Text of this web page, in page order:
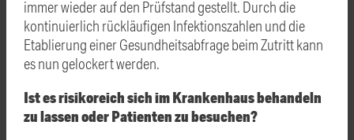
immer wieder auf den Prüfstand gestellt. Durch die
kontinuierlich rückläufigen Infektionszahlen und die
Etablierung einer Gesundheitsabfrage beim Zutritt kann
es nun gelockert werden.
Ist es risikoreich sich im Krankenhaus behandeln
zu lassen oder Patienten zu besuchen?